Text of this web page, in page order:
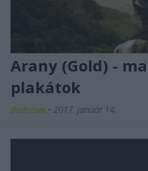
Arany (Gold) -
plakátok
dvdnews • 2017. január 14.